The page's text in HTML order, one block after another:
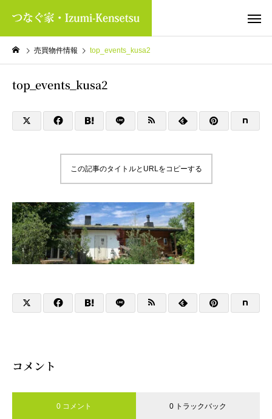
売買物件情報 top_events_kusa2
top_events_kusa2
この記事のタイトルとURLをコピーする
コメント
0 コメント 0 トラックバック